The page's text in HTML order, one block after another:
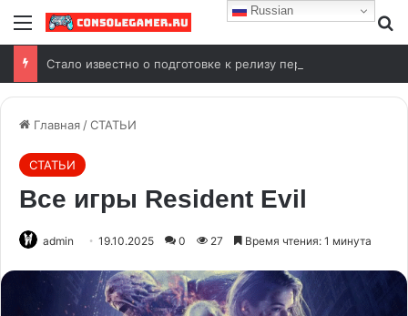
Главная /СТАТЬИ
СТАТЬИ
Все игры Resident Evil
admin 19.10.2025 0 27 Время чтения: 1 минута
Russian